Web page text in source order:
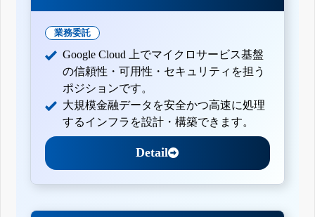
業務委託
Google Cloud 上でマイクロサービス基盤
の信頼性・可用性・セキュリティを担う
ポジションです。
大規模金融データを安全かつ高速に処理
するインフラを設計・構築できます。
Detail